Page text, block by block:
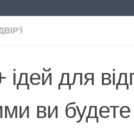
ідей для
ви будете